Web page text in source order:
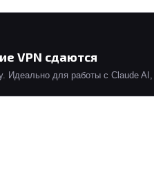
VPN сдаются
Идеально для работы с Claude